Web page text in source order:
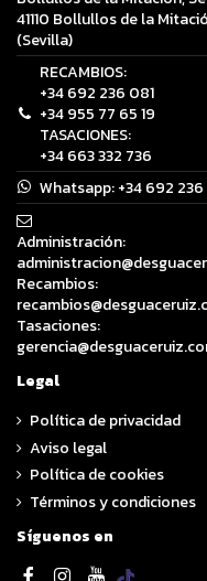
41110 Bollullos de la
(Sevilla)
RECAMBIOS:
+34 692 236 081
+34 955 77 65 19
TASACIONES:
+34 663 332 736
Whatsapp:+34 692
Administración:
Recambios:
Tasaciones:
Legal
Política de privacidad
Aviso legal
Política de cookies
Términos y condiciones
Síguenos en